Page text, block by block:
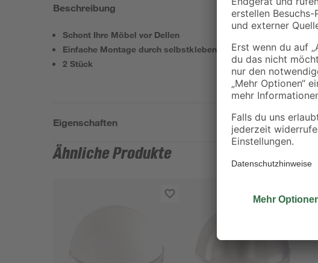
Beschreibung
Schont Ihre Möbel vor Dellen
Einfache Montage durch selbstklebende Fläche
2 Stück
Eigenschaften
Ähnliche Produkte